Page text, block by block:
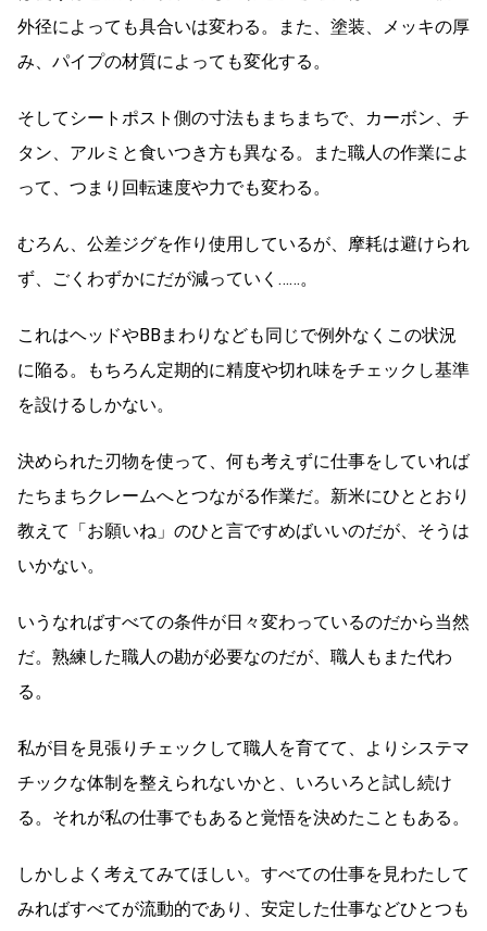
外径によっても具合いは変わる。また、塗装、メッキの厚
み、パイプの材質によっても変化する。
そしてシートポスト側の寸法もまちまちで、カーボン、チ
タン、アルミと食いつき方も異なる。また職人の作業によ
って、つまり回転速度や力でも変わる。
むろん、公差ジグを作り使用しているが、摩耗は避けられ
ず、ごくわずかにだが減っていく……。
これはヘッドやBBまわりなども同じで例外なくこの状況
に陥る。もちろん定期的に精度や切れ味をチェックし基準
を設けるしかない。
決められた刃物を使って、何も考えずに仕事をしていれば
たちまちクレームへとつながる作業だ。新米にひととおり
教えて「お願いね」のひと言ですめばいいのだが、そうは
いかない。
いうなればすべての条件が日々変わっているのだから当然
だ。熟練した職人の勘が必要なのだが、職人もまた代わ
る。
私が目を見張りチェックして職人を育てて、よりシステマ
チックな体制を整えられないかと、いろいろと試し続け
る。それが私の仕事でもあると覚悟を決めたこともある。
しかしよく考えてみてほしい。すべての仕事を見わたして
みればすべてが流動的であり、安定した仕事などひとつも